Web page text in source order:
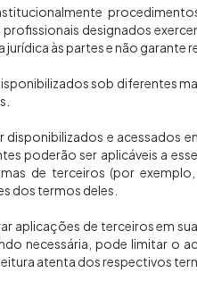
designados
às partes e não
sob diferentes
disponibilizados e acessados
poderão ser aplicáveis a
de terceiros (por
dos termos deles.
aplicações de terceiros em
necessária, pode limitar o
atenta dos respectivos